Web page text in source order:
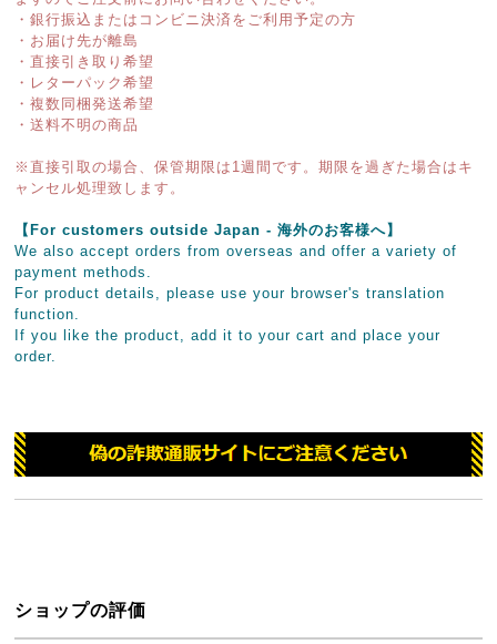
・銀行振込またはコンビニ決済をご利用予定の方
・お届け先が離島
・直接引き取り希望
・レターパック希望
・複数同梱発送希望
・送料不明の商品
※直接引取の場合、保管期限は1週間です。期限を過ぎた場合はキ
ャンセル処理致します。
【For customers outside Japan - 海外のお客様へ】
We also accept orders from overseas and offer a variety of
payment methods.
For product details, please use your browser's translation
function.
If you like the product, add it to your cart and place your
order.
ショップの評価